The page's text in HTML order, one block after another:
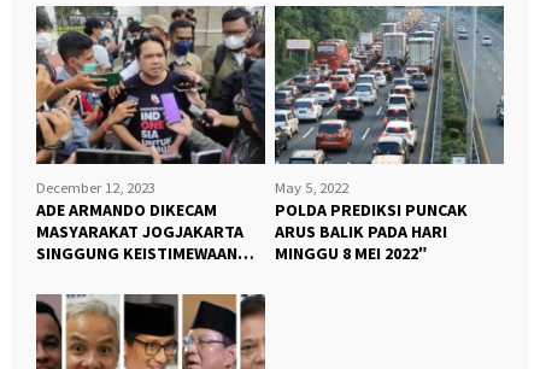
December 12, 2023
ADE ARMANDO DIKECAM
MASYARAKAT JOGJAKARTA
SINGGUNG KEISTIMEWAAN
May 5, 2022
POLDA PREDIKSI PUNCAK
ARUS BALIK PADA HARI
MINGGU 8 MEI 2022″